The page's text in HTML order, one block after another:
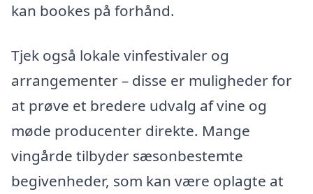
kan bookes på forhånd.
Tjek også lokale vinfestivaler og
arrangementer – disse er muligheder for
at prøve et bredere udvalg af vine og
møde producenter direkte. Mange
vingårde tilbyder sæsonbestemte
begivenheder, som kan være oplagte at